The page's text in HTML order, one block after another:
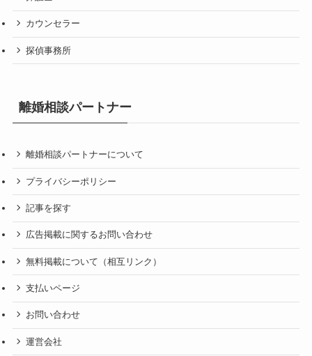
カウンセラー
探偵事務所
離婚相談パートナー
離婚相談パートナーについて
プライバシーポリシー
記事を探す
広告掲載に関するお問い合わせ
無料掲載について（相互リンク）
支払いページ
お問い合わせ
運営会社